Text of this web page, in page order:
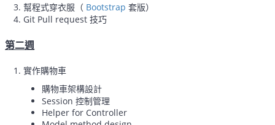
幫程式穿衣服（ Bootstrap 套版）
Git Pull request 技巧
第二週
實作購物車
購物車架構設計
Session 控制管理
Helper for Controller